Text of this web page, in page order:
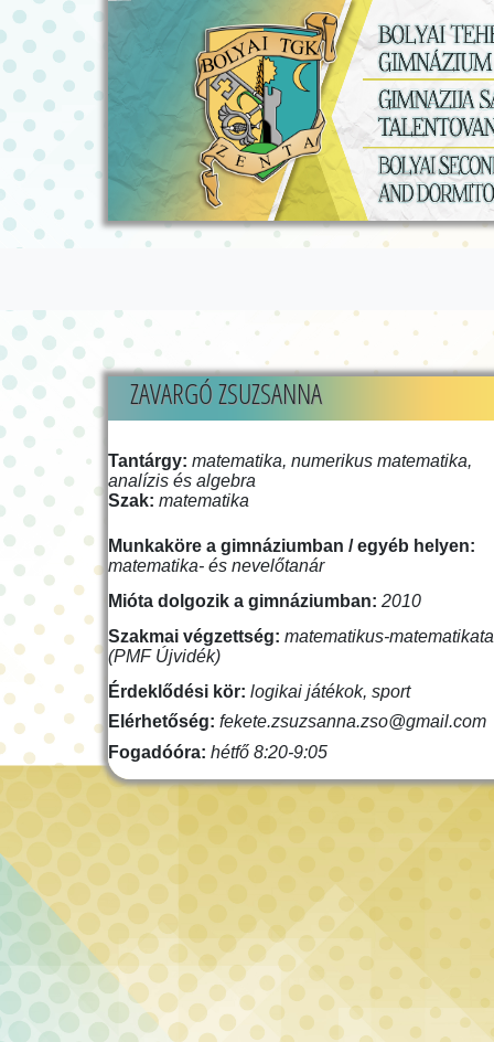
ZAVARGÓ ZSUZSANNA
Tantárgy: matematika, numerikus matematika,
analízis és algebra
Szak: matematika
Munkaköre a gimnáziumban / egyéb helyen:
matematika- és nevelőtanár
Mióta dolgozik a gimnáziumban: 2010
Szakmai végzettség: matematikus-
(PMF Újvidék)
Érdeklődési kör: logikai játékok, sport
Elérhetőség: fekete.zsuzsanna.zso@gmail.com
Fogadóóra: hétfő 8:20-9:05